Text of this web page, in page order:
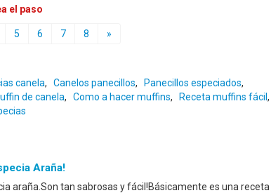
el paso
5 6 7 8 »
canela, Canelos panecillos, Panecillos especiados,
de canela, Como a hacer muffins, Receta muffins fácil ,
Araña!
araña.Son tan sabrosas y fácil!Básicamente es una receta